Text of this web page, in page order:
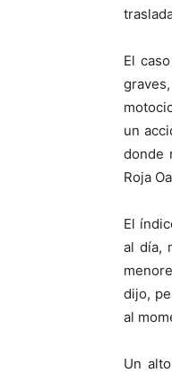
El
un
donde
Roja
El
al día,
dijo,
al
Un